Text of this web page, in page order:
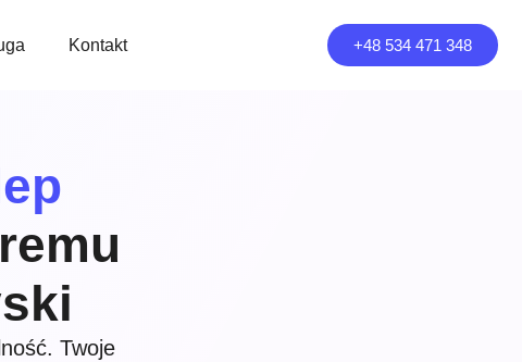
Kontakt +48 534 471 348
Twoje